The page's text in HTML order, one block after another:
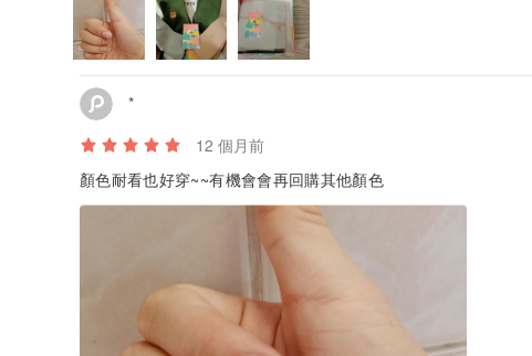
*
12 個月前
顏色耐看也好穿~~有機會會再回購其他顏色